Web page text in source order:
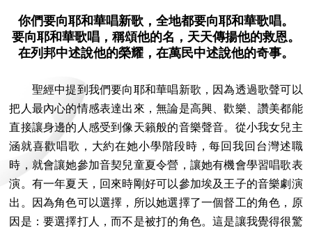
你們要向耶和華唱新歌，全地都要向耶和華歌唱。
要向耶和華歌唱，稱頌他的名，天天傳揚他的救恩。
在列邦中述說他的榮耀，在萬民中述說他的奇事。
聖經中提到我們要向耶和華唱新歌，因為透過歌聲可以
把人最內心的情感表達出來，無論是高興、歡樂、讚美都能
直接讓身邊的人感受到像天籟般的音樂聲音。從小我女兒主
涵就喜歡唱歌，大約在她小學階段時，每回我回台灣述職
時，就會讓她參加音契兒童夏令營，讓她有機會學習唱歌表
演。有一年夏天，回來時剛好可以參加埃及王子的音樂劇演
出。因為角色可以選擇，所以她選擇了一個督工的角色，原
因是：要選擇打人，而不是被打的角色。這是讓我覺得很驚